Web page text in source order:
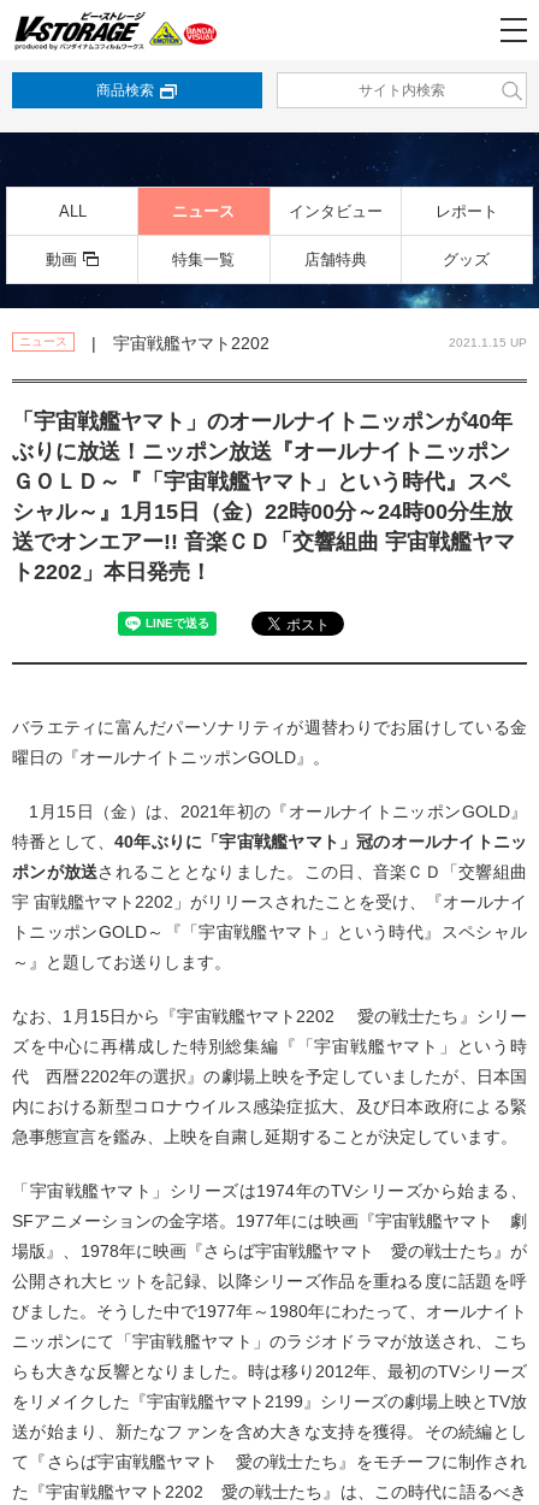
商品検索
ALL ニュース インタビュー レポート
動画 特集一覧 店舗特典 グッズ
ニュース | 宇宙戦艦ヤマト2202 2021.1.15 UP
「宇宙戦艦ヤマト」のオールナイトニッポンが40年
ぶりに放送！ニッポン放送『オールナイトニッポン
ＧＯＬＤ～『「宇宙戦艦ヤマト」という時代』スペ
シャル～』1月15日（金）22時00分～24時00分生放
送でオンエアー!! 音楽ＣＤ「交響組曲 宇宙戦艦ヤマ
ト2202」本日発売！
バラエティに富んだパーソナリティが週替わりでお届けしている金
曜日の『オールナイトニッポンGOLD』。
1月15日（金）は、2021年初の『オールナイトニッポンGOLD』
特番として、40年ぶりに「宇宙戦艦ヤマト」冠のオールナイトニッ
ポンが放送されることとなりました。この日、音楽ＣＤ「交響組曲
宇 宙戦艦ヤマト2202」がリリースされたことを受け、『オールナイ
トニッポンGOLD～『「宇宙戦艦ヤマト」という時代』スペシャル
～』と題してお送りします。
なお、1月15日から『宇宙戦艦ヤマト2202 愛の戦士たち』シリー
ズを中心に再構成した特別総集編『「宇宙戦艦ヤマト」という時
代 西暦2202年の選択』の劇場上映を予定していましたが、日本国
内における新型コロナウイルス感染症拡大、及び日本政府による緊
急事態宣言を鑑み、上映を自粛し延期することが決定しています。
「宇宙戦艦ヤマト」シリーズは1974年のTVシリーズから始まる、
SFアニメーションの金字塔。1977年には映画『宇宙戦艦ヤマト 劇
場版』、1978年に映画『さらば宇宙戦艦ヤマト 愛の戦士たち』が
公開され大ヒットを記録、以降シリーズ作品を重ねる度に話題を呼
びました。そうした中で1977年～1980年にわたって、オールナイト
ニッポンにて「宇宙戦艦ヤマト」のラジオドラマが放送され、こち
らも大きな反響となりました。時は移り2012年、最初のTVシリーズ
をリメイクした『宇宙戦艦ヤマト2199』シリーズの劇場上映とTV放
送が始まり、新たなファンを含め大きな支持を獲得。その続編とし
て『さらば宇宙戦艦ヤマト 愛の戦士たち』をモチーフに制作され
た『宇宙戦艦ヤマト2202 愛の戦士たち』は、この時代に語るべき